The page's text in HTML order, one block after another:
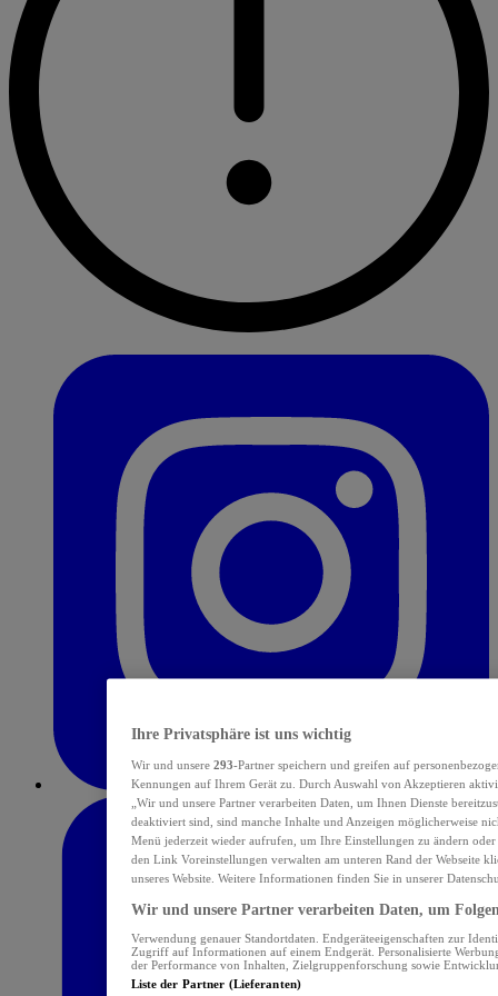
Ihre Privatsphäre ist uns wichtig
Wir und unsere 293-Partner speichern und greifen auf
Kennungen auf Ihrem Gerät zu. Durch Auswahl von Akzeptieren
„Wir und unsere Partner verarbeiten Daten, um Ihnen Dienste
deaktiviert sind, sind manche Inhalte und Anzeigen möglicherweise
Menü jederzeit wieder aufrufen, um Ihre Einstellungen zu ändern
den Link Voreinstellungen verwalten am unteren Rand der Webseite
unseres Website. Weitere Informationen finden Sie in unserer
Wir und unsere Partner verarbeiten Daten, um
Verwendung genauer Standortdaten. Endgeräteeigenschaften zur
Zugriff auf Informationen auf einem Endgerät. Personalisierte
der Performance von Inhalten, Zielgruppenforschung sowie
Liste der Partner (Lieferanten)